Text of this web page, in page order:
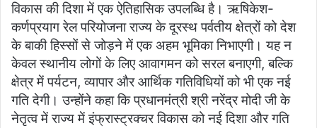
विकास की दिशा में एक ऐतिहासिक उपलब्धि है। ऋषिकेश-
कर्णप्रयाग रेल परियोजना राज्य के दूरस्थ पर्वतीय क्षेत्रों को देश
के बाकी हिस्सों से जोड़ने में एक अहम भूमिका निभाएगी। यह न
केवल स्थानीय लोगों के लिए आवागमन को सरल बनाएगी, बल्कि
क्षेत्र में पर्यटन, व्यापार और आर्थिक गतिविधियों को भी एक नई
गति देगी। उन्होंने कहा कि प्रधानमंत्री श्री नरेंद्र मोदी जी के
नेतृत्व में राज्य में इंफ्रास्ट्रक्चर विकास को नई दिशा और गति